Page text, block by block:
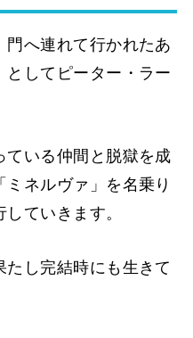
門へ連れて行かれたあ
としてピーター・ラー
ている仲間と脱獄を成
ネルヴァ」を名乗り
ていきます。
し完結時にも生きて